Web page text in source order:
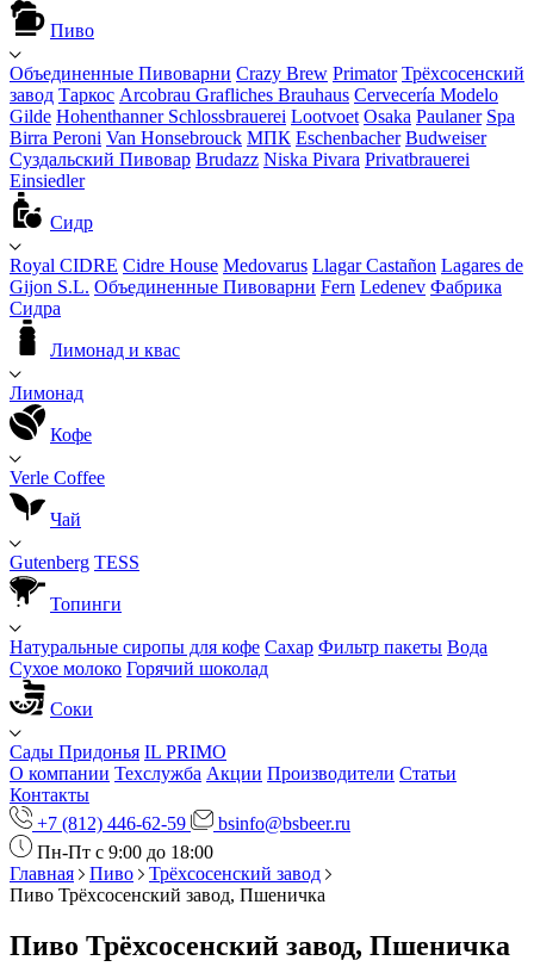
Пиво
Объединенные Пивоварни Crazy Brew Primator Трёхсосенский
завод Таркос Arcobrau Grafliches Brauhaus Cervecería Modelo
Gilde Hohenthanner Schlossbrauerei Lootvoet Osaka Paulaner Spa
Birra Peroni Van Honsebrouck МПК Eschenbacher Budweiser
Суздальский Пивовар Brudazz Niska Pivara Privatbrauerei
Einsiedler
Сидр
Royal CIDRE Cidre House Medovarus Llagar Castañon Lagares de
Gijon S.L. Объединенные Пивоварни Fern Ledenev Фабрика
Сидра
Лимонад и квас
Лимонад
Кофе
Verle Coffee
Чай
Gutenberg TESS
Топинги
Натуральные сиропы для кофе Сахар Фильтр пакеты Вода
Сухое молоко Горячий шоколад
Соки
Сады Придонья IL PRIMO
О компании Техслужба Акции Производители Статьи
Контакты
+7 (812) 446-62-59
bsinfo@bsbeer.ru
Пн-Пт с 9:00 до 18:00
Главная
Пиво
Трёхсосенский завод
Пиво Трёхсосенский завод, Пшеничка
Пиво Трёхсосенский завод, Пшеничка